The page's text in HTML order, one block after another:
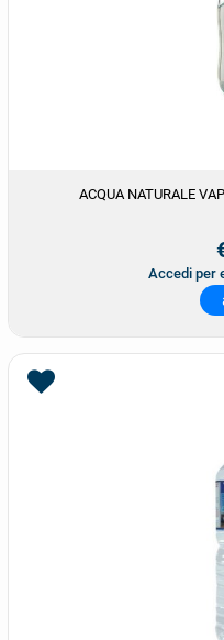
ACQUA NATURALE
Accedi per